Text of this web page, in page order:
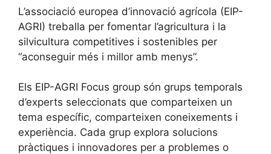
L’associació europea d’innovació agrícola (EIP-
AGRI) treballa per fomentar l’agricultura i la
silvicultura competitives i sostenibles per
“aconseguir més i millor amb menys”.
Els EIP-AGRI Focus group són grups temporals
d’experts seleccionats que comparteixen un
tema específic, comparteixen coneixements i
experiència. Cada grup explora solucions
pràctiques i innovadores per a problemes o